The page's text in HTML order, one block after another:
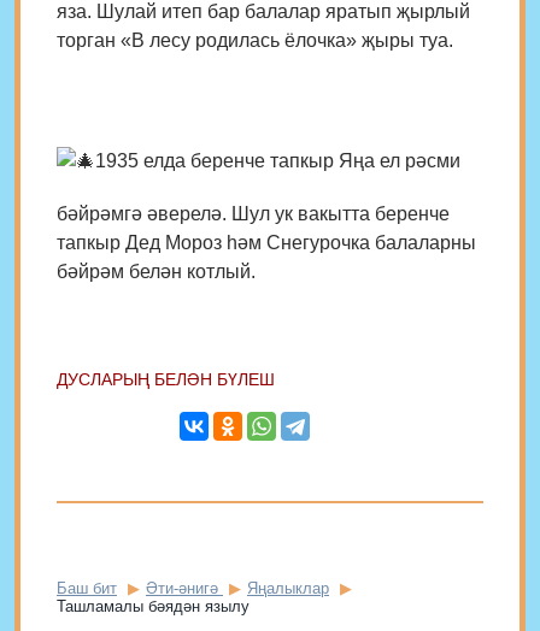
яза. Шулай итеп бар балалар яратып җырлый
торган «В лесу родилась ёлочка» җыры туа.
1935 елда беренче тапкыр Яңа ел рәсми
бәйрәмгә әверелә. Шул ук вакытта беренче
тапкыр Дед Мороз һәм Снегурочка балаларны
бәйрәм белән котлый.
ДУСЛАРЫҢ БЕЛӘН БҮЛЕШ
Баш бит Әти-әнигә
Яңалыклар
Ташламалы бәядән язылу